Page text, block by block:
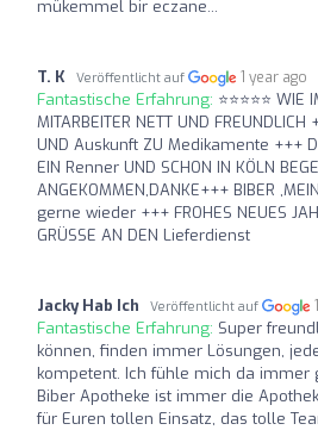
mükemmel bir eczane...
T. K Veröffentlicht auf 1 year ago
Fantastische Erfahrung: ⭐⭐⭐⭐⭐
MITARBEITER NETT UND FREUNDLICH
UND Auskunft ZU Medikamente +++
EIN Renner UND SCHON IN KÖLN
ANGEKOMMEN,DANKE+++ BIBER
gerne wieder +++ FROHES NEUES
GRÜSSE AN DEN Lieferdienst
Jacky Hab Ich Veröffentlicht auf
Fantastische Erfahrung: Super
können, finden immer Lösungen,
kompetent. Ich fühle mich da immer
Biber Apotheke ist immer die
für Euren tollen Einsatz, das tolle